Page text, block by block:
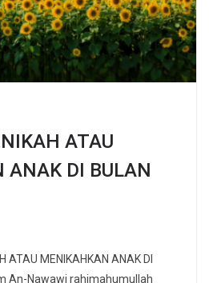
ATAU
ANAK DI BULAN
ATAU MENIKAHKAN ANAK DI
An-Nawawi rahimahumullah